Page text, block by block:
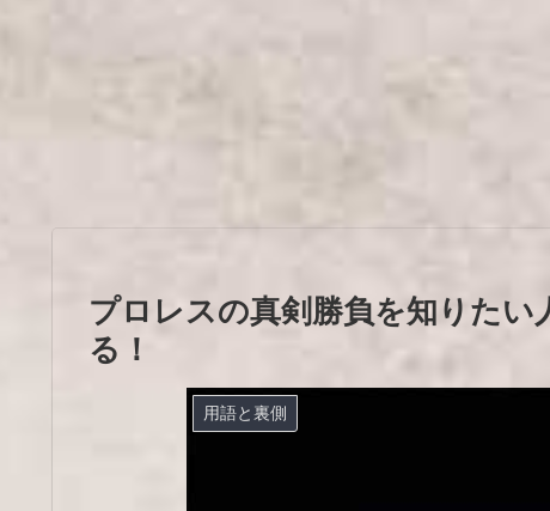
プロレスの真剣勝負を知りたい
る！
用語と裏側